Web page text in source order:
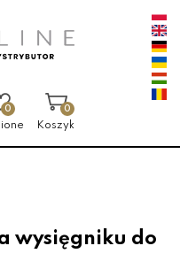
0 0
Koszyk
wysięgniku do